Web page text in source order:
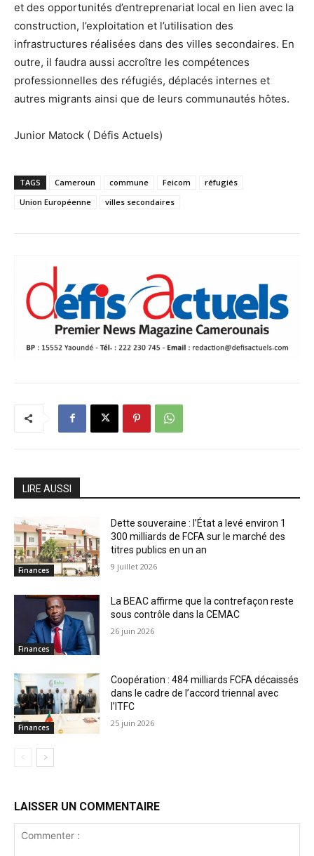
et des opportunités d’entreprenariat local en lien avec la
construction, l’exploitation et l’utilisation des
infrastructures réalisées dans des villes secondaires. En
outre, il faudra aussi accroître les compétences
professionnelles des réfugiés, déplacés internes et
autres migrants ainsi que de leurs communautés hôtes.
Junior Matock ( Défis Actuels)
TAGS Cameroun commune Feicom
réfugiés
Union Européenne
villes secondaires
LIRE AUSSI
Finances
Dette souveraine : l’État a levé environ 1
300 milliards de FCFA sur le marché des
titres publics en un an
9 juillet 2026
Finances
La BEAC affirme que la contrefaçon reste
sous contrôle dans la CEMAC
26 juin 2026
Finances
Coopération : 484 milliards FCFA décaissés
dans le cadre de l’accord triennal avec
l’ITFC
25 juin 2026
LAISSER UN COMMENTAIRE